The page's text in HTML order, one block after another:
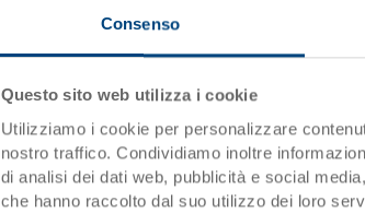
Consenso
Questo sito web utilizza i cookie
Utilizziamo i cookie per personalizzare
nostro traffico. Condividiamo inoltre
di analisi dei dati web, pubblicità e social
che hanno raccolto dal suo utilizzo dei loro